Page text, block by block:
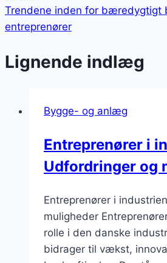
Trendene inden for bæredygtigt
entreprenører
Lignende indlæg
Bygge- og anlæg
Entreprenører i
Udfordringer og
Entreprenører i
muligheder
rolle i den danske
bidrager til vækst,